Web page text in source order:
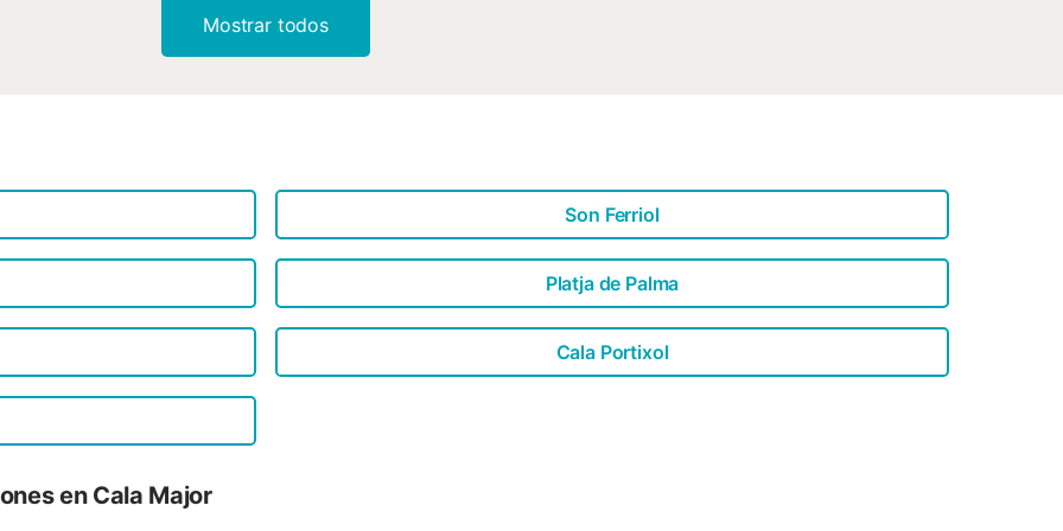
four - grille-pain - micro-ondes - lave-vaisselle - cheminée Divertissement - Téléviseur: TV Entretien
ménager - fer à repasser Espace extérieur - mobilier extérieur Se solicitará un depósito, cuyo importe
Mostrar todos
Son Ferriol
Platja de Palma
Cala Portixol
en Cala Major